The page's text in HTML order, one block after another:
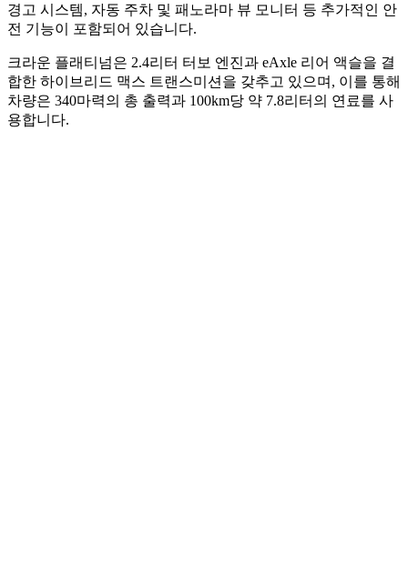
경고 시스템, 자동 주차 및 패노라마 뷰 모니터 등 추가적인 안
전 기능이 포함되어 있습니다.
크라운 플래티넘은 2.4리터 터보 엔진과 eAxle 리어 액슬을 결
합한 하이브리드 맥스 트랜스미션을 갖추고 있으며, 이를 통해
차량은 340마력의 총 출력과 100km당 약 7.8리터의 연료를 사
용합니다.